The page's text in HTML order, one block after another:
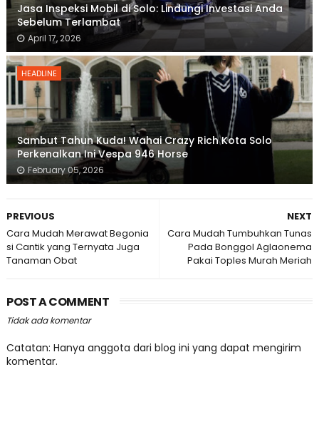
Jasa Inspeksi Mobil di Solo: Lindungi Investasi Anda
Sebelum Terlambat
April 17, 2026
HEADLINE
Sambut Tahun Kuda! Wahai Crazy Rich Kota Solo
Perkenalkan Ini Vespa 946 Horse
February 05, 2026
NEXT
Cara Mudah Tumbuhkan Tunas
Pada Bonggol Aglaonema
Pakai Toples Murah Meriah
PREVIOUS
Cara Mudah Merawat Begonia
si Cantik yang Ternyata Juga
Tanaman Obat
POST A COMMENT
Tidak ada komentar
Catatan: Hanya anggota dari blog ini yang dapat mengirim
komentar.